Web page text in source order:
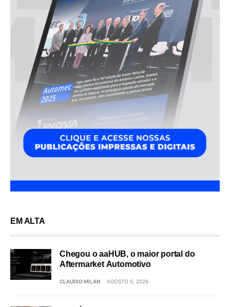
EM ALTA
Chegou o aaHUB, o maior portal do
Aftermarket Automotivo
CLAUDIO MILAN AGOSTO 5, 2026